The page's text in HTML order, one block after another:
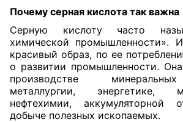
Почему серная кислота так важна
Серную кислоту часто
химической промышленности».
красивый образ, по ее
о развитии промышленности.
производстве
металлургии, энергетике,
нефтехимии,
добыче полезных ископаемых.